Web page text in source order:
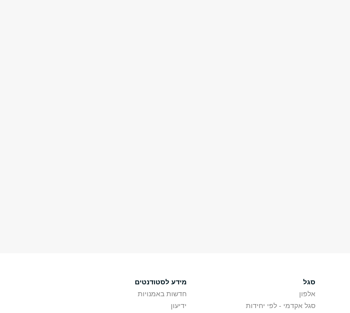
סגל
אלפון
סגל אקדמי - לפי יחידות
מידע לסטודנטים
חדשות באמנויות
ידיעון